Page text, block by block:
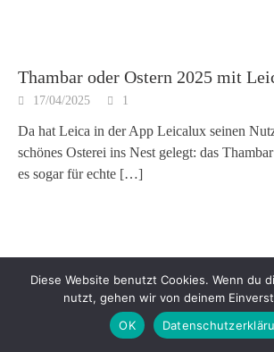
Thambar oder Ostern 2025 mit
17/04/2025 1
Da hat Leica in der App Leicalux seinen
schönes Osterei ins Nest gelegt: das
es sogar für echte […]
Das iPhone 11 als Digitalkamera
Comment
Diese Website benutzt Cookies. Wenn du
nutzt, gehen wir von deinem
OK